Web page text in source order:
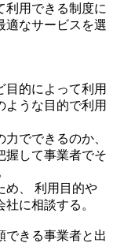
利用できる制度に
適なサービスを選
目的によって利用
ような目的で利用
でできるのか、
握して事業者でそ
め、 利用目的や
に相談する。
できる事業者と出